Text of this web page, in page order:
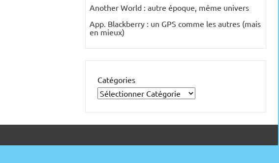
Another World : autre époque, même univers
App. Blackberry : un GPS comme les autres (mais
en mieux)
Catégories